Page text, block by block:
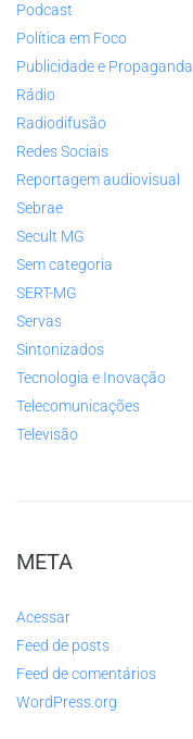
Podcast
Política em Foco
Publicidade e Propaganda
Rádio
Radiodifusão
Redes Sociais
Reportagem audiovisual
Sebrae
Secult MG
Sem categoria
SERT-MG
Servas
Sintonizados
Tecnologia e Inovação
Telecomunicações
Televisão
META
Acessar
Feed de posts
Feed de comentários
WordPress.org